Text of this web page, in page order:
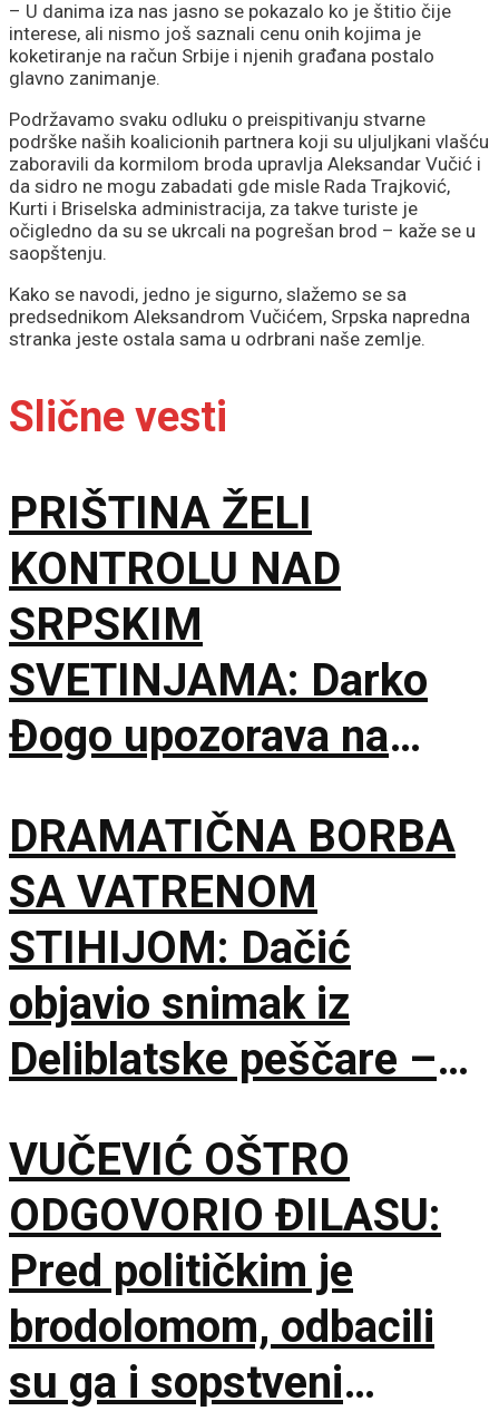
– U danima iza nas jasno se pokazalo ko je štitio čije
interese, ali nismo još saznali cenu onih kojima je
koketiranje na račun Srbije i njenih građana postalo
glavno zanimanje.
Podržavamo svaku odluku o preispitivanju stvarne
podrške naših koalicionih partnera koji su uljuljkani vlašću
zaboravili da kormilom broda upravlja Aleksandar Vučić i
da sidro ne mogu zabadati gde misle Rada Trajković,
Кurti i Briselska administracija, za takve turiste je
očigledno da su se ukrcali na pogrešan brod – kaže se u
saopštenju.
Kako se navodi, jedno je sigurno, slažemo se sa
predsednikom Aleksandrom Vučićem, Srpska napredna
stranka jeste ostala sama u odrbrani naše zemlje.
Slične vesti
PRIŠTINA ŽELI
KONTROLU NAD
SRPSKIM
SVETINJAMA: Darko
Đogo upozorava na
uvođenja licenciranih
vodiča na KiM
DRAMATIČNA BORBA
SA VATRENOM
STIHIJOM: Dačić
objavio snimak iz
Deliblatske peščare –
VUČEVIĆ OŠTRO
ODGOVORIO ĐILASU:
Pred političkim je
brodolomom, odbacili
su ga i sopstveni